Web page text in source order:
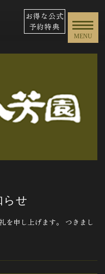
お得な公式
予約特典
MENU
せ
を申し上げます。 つきまし